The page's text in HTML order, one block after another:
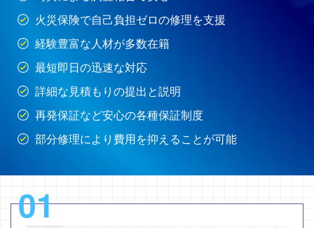
火災保険で自己負担ゼロの修理を支援
経験豊富な人材が多数在籍
最短即日の迅速な対応
詳細な見積もりの提出と説明
再発保証など安心の各種保証制度
部分修理により費用を抑えることが可能
01